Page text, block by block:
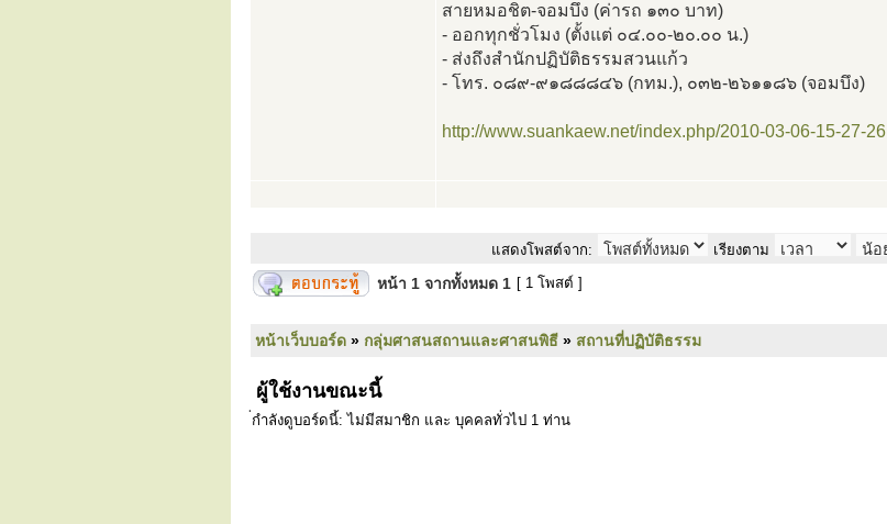
สายหมอชิต-จอมบึง (ค่ารถ ๑๓๐ บาท)
- ออกทุกชั่วโมง (ตั้งแต่ ๐๔.๐๐-๒๐.๐๐ น.)
- ส่งถึงสำนักปฏิบัติธรรมสวนแก้ว
- โทร. ๐๘๙-๙๑๘๘๘๔๖ (กทม.), ๐๓๒-๒๖๑๑๘๖ (จอมบึง)
http://www.suankaew.net/index.php/2010-03-06-15-27-26
แสดงโพสต์จาก: เรียงตาม
หน้า 1 จากทั้งหมด 1 [ 1 โพสต์ ]
หน้าเว็บบอร์ด » กลุ่มศาสนสถานและศาสนพิธี » สถานที่ปฏิบัติธรรม
ผู้ใช้งานขณะนี้
่กำลังดูบอร์ดนี้: ไม่มีสมาชิก และ บุคคลทั่วไป 1 ท่าน